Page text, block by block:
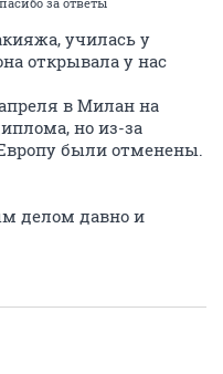
училась у
открывала у нас
в Милан на
но из-за
были отменены.
делом давно и